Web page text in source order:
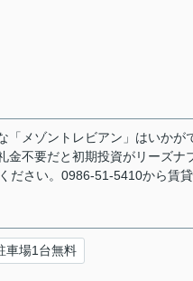
「メゾントレビアン」はいか
金不要だと初期投資がリーズ
ださい。0986-51-5410から賃
車場1台無料